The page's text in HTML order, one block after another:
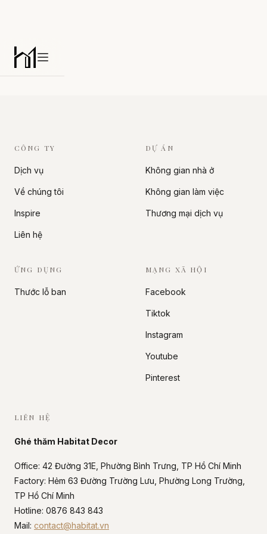
Habitat
Open main menu
CÔNG TY
Dịch vụ
Về chúng tôi
Inspire
Liên hệ
DỰ ÁN
Không gian nhà ở
Không gian làm việc
Thương mại dịch vụ
ỨNG DỤNG
Thước lỗ ban
MẠNG XÃ HỘI
Facebook
Tiktok
Instagram
Youtube
Pinterest
LIÊN HỆ
Ghé thăm Habitat Decor
Office: 42 Đường 31E, Phường Bình Trưng, TP Hồ Chí Minh
Factory: Hẻm 63 Đường Trường Lưu, Phường Long Trường,
TP Hồ Chí Minh
Hotline: 0876 843 843
Mail: contact@habitat.vn